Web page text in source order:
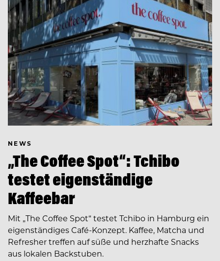
NEWS
„The Coffee Spot“: Tchibo
testet eigenständige
Kaffeebar
Mit „The Coffee Spot“ testet Tchibo in Hamburg ein
eigenständiges Café-Konzept. Kaffee, Matcha und
Refresher treffen auf süße und herzhafte Snacks
aus lokalen Backstuben.